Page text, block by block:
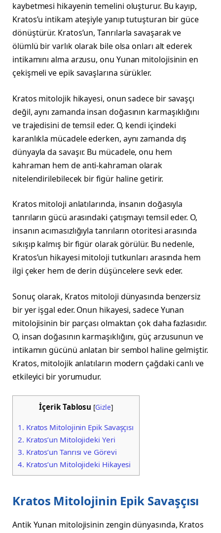
kaybetmesi hikayenin temelini oluşturur. Bu kayıp,
Kratos’u intikam ateşiyle yanıp tutuşturan bir güce
dönüştürür. Kratos’un, Tanrılarla savaşarak ve
ölümlü bir varlık olarak bile olsa onları alt ederek
intikamını alma arzusu, onu Yunan mitolojisinin en
çekişmeli ve epik savaşlarına sürükler.
Kratos mitolojik hikayesi, onun sadece bir savaşçı
değil, aynı zamanda insan doğasının karmaşıklığını
ve trajedisini de temsil eder. O, kendi içindeki
karanlıkla mücadele ederken, aynı zamanda dış
dünyayla da savaşır. Bu mücadele, onu hem
kahraman hem de anti-kahraman olarak
nitelendirilebilecek bir figür haline getirir.
Kratos mitoloji anlatılarında, insanın doğasıyla
tanrıların gücü arasındaki çatışmayı temsil eder. O,
insanın acımasızlığıyla tanrıların otoritesi arasında
sıkışıp kalmış bir figür olarak görülür. Bu nedenle,
Kratos’un hikayesi mitoloji tutkunları arasında hem
ilgi çeker hem de derin düşüncelere sevk eder.
Sonuç olarak, Kratos mitoloji dünyasında benzersiz
bir yer işgal eder. Onun hikayesi, sadece Yunan
mitolojisinin bir parçası olmaktan çok daha fazlasıdır.
O, insan doğasının karmaşıklığını, güç arzusunun ve
intikamın gücünü anlatan bir sembol haline gelmiştir.
Kratos, mitolojik anlatıların modern çağdaki canlı ve
etkileyici bir yorumudur.
İçerik Tablosu [Gizle]
1. Kratos Mitolojinin Epik Savaşçısı
2. Kratos’un Mitolojideki Yeri
3. Kratos’un Tanrısı ve Görevi
4. Kratos’un Mitolojideki Hikayesi
Kratos Mitolojinin Epik Savaşçısı
Antik Yunan mitolojisinin zengin dünyasında, Kratos